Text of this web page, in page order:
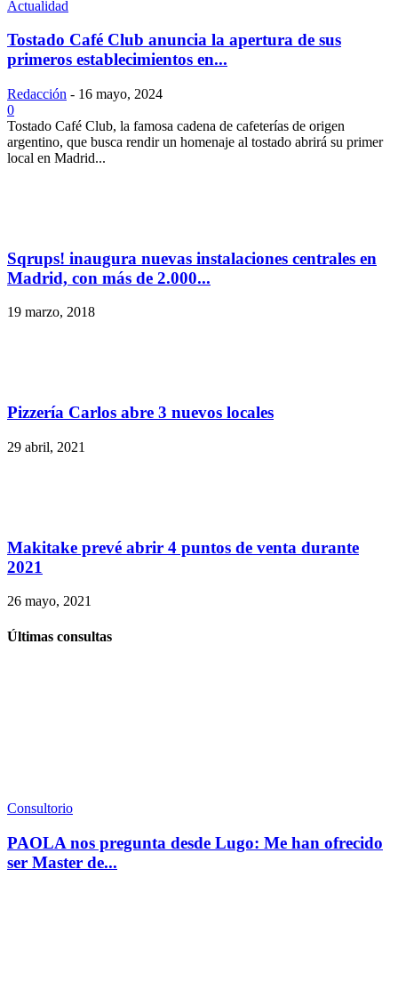
Actualidad
Tostado Café Club anuncia la apertura de sus
primeros establecimientos en...
Redacción - 16 mayo, 2024
0
Tostado Café Club, la famosa cadena de cafeterías de origen
argentino, que busca rendir un homenaje al tostado abrirá su primer
local en Madrid...
Sqrups! inaugura nuevas instalaciones centrales en
Madrid, con más de 2.000...
19 marzo, 2018
Pizzería Carlos abre 3 nuevos locales
29 abril, 2021
Makitake prevé abrir 4 puntos de venta durante
2021
26 mayo, 2021
Últimas consultas
Consultorio
PAOLA nos pregunta desde Lugo: Me han ofrecido
ser Master de...